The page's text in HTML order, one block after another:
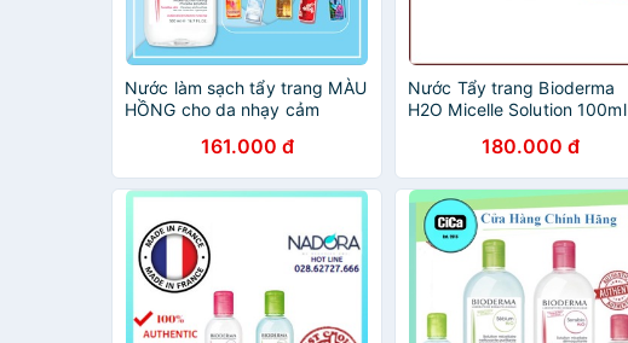
Nước làm sạch tẩy trang MÀU
HỒNG cho da nhạy cảm
H2O 500ml EffeSkin
161.000 đ
Nước Tẩy trang Bioderma
H2O Micelle Solution 100ml
180.000 đ